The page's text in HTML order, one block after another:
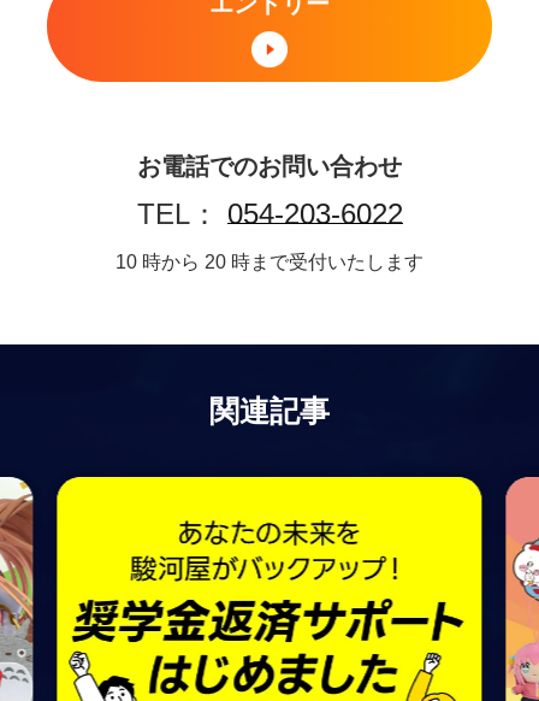
お電話でのお問い合わせ
TEL： 054-203-6022
10 時から 20 時まで受付いたします
関連記事